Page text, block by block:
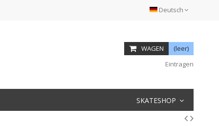
Deutsch
WAGEN
(leer)
Eintragen
SKATESHOP